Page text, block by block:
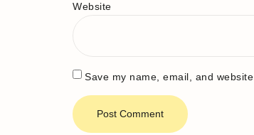
Website
Save my name, email, and